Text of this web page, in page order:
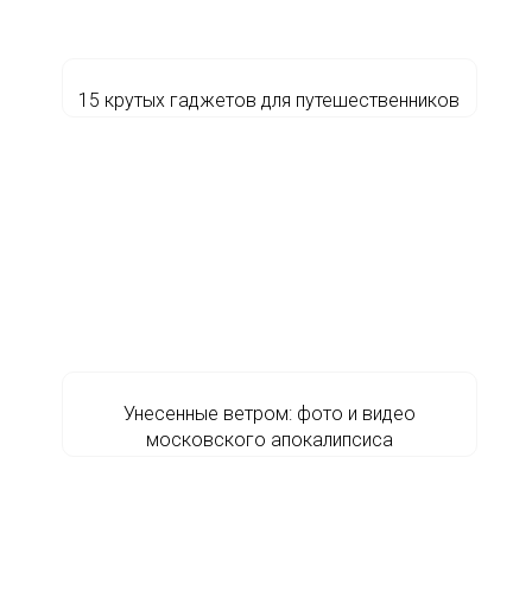
15 крутых гаджетов для путешественников
Унесенные ветром: фото и видео
московского апокалипсиса